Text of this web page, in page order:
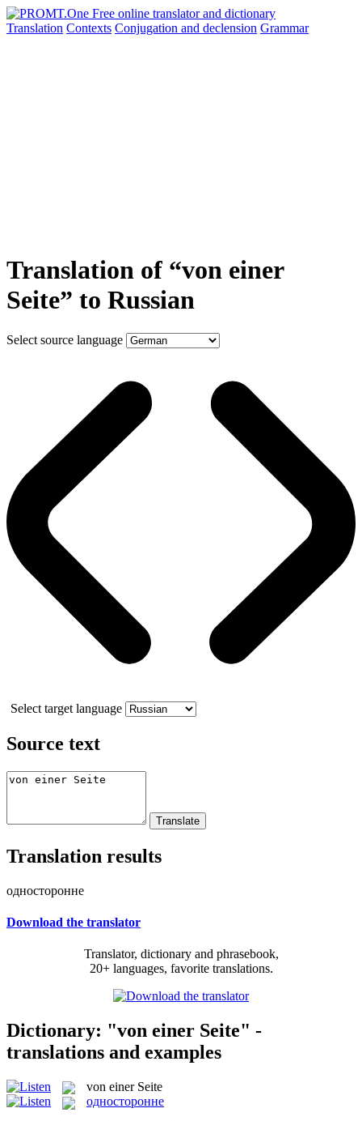
Translation Contexts Conjugation and declension Grammar
Translation of “von einer
Seite” to Russian
Select source language
Select target language
Source text
Translation results
односторонне
Download the translator
Translator, dictionary and phrasebook,
20+ languages, favorite translations.
Dictionary: "von einer Seite" -
translations and examples
von einer Seite
односторонне